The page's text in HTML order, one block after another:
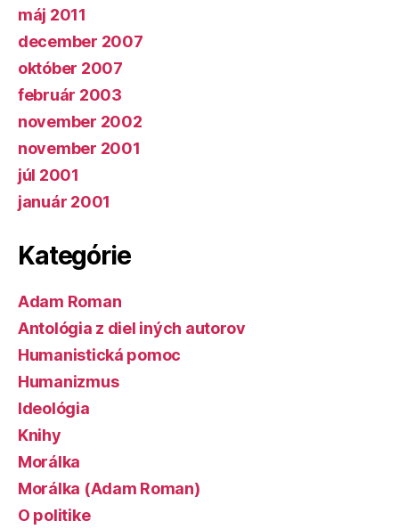
máj 2011
december 2007
október 2007
február 2003
november 2002
november 2001
júl 2001
január 2001
Kategórie
Adam Roman
Antológia z diel iných autorov
Humanistická pomoc
Humanizmus
Ideológia
Knihy
Morálka
Morálka (Adam Roman)
O politike